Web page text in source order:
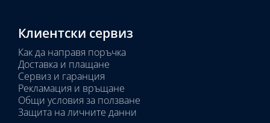
Клиентски сервиз
Как да направя поръчка
Доставка и плащане
Сервиз и гаранция
Рекламация и връщане
Общи условия за ползване
Защита на личните данни